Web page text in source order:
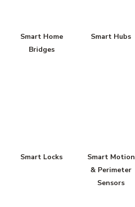
Smart Home
Bridges
Smart Hubs
Smart Locks
Smart Motion
& Perimeter
Sensors